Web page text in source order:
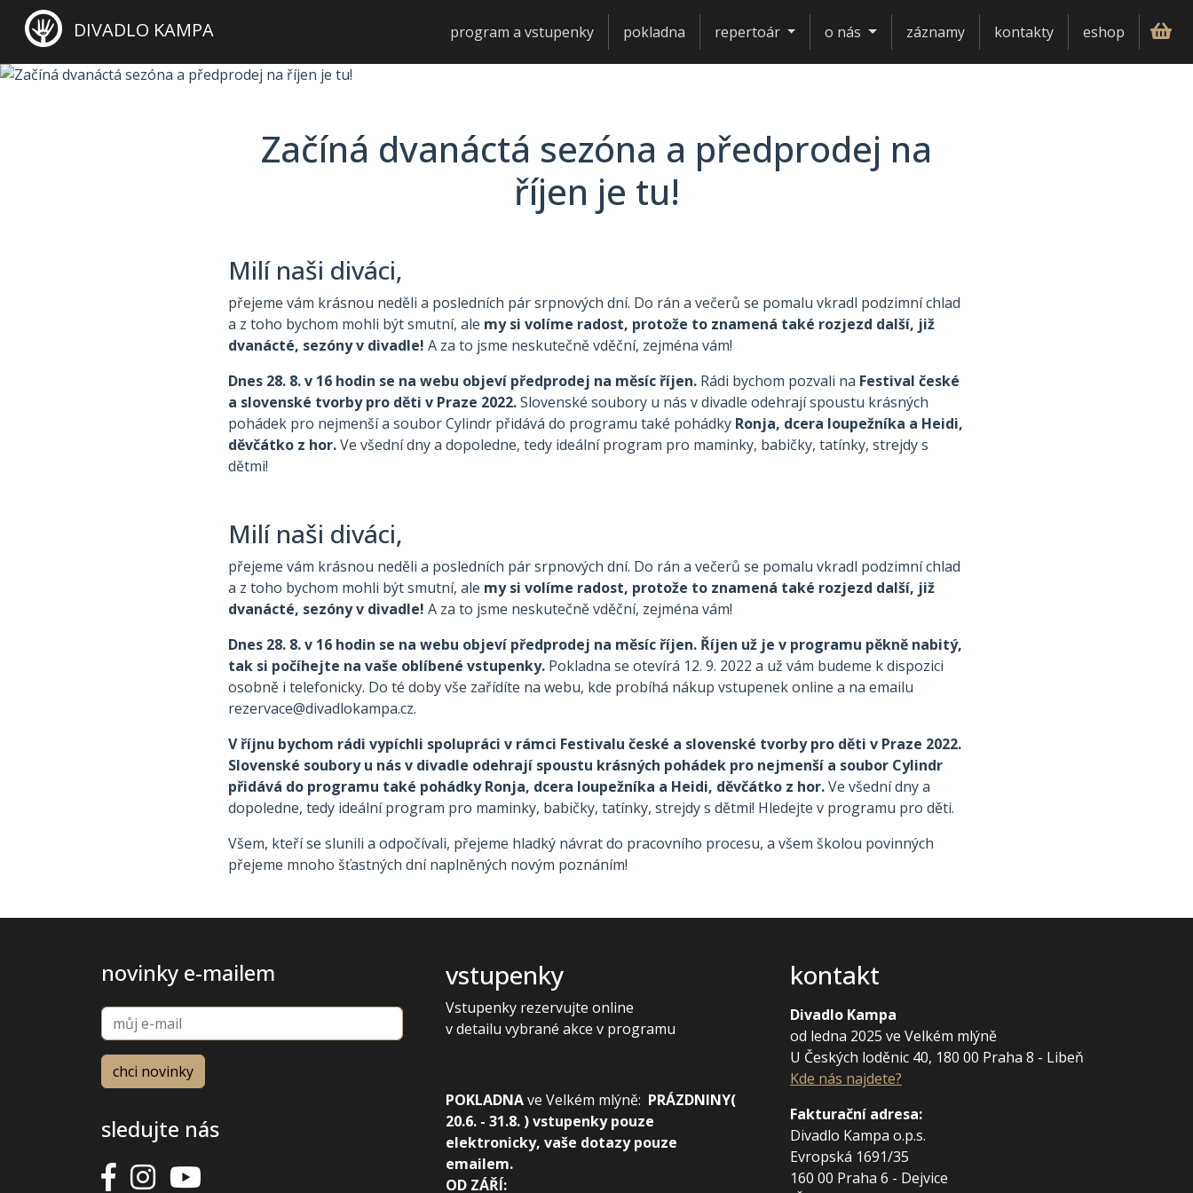
DIVADLO KAMPA program a vstupenky pokladna repertoár o nás záznamy kontakty eshop
Začíná dvanáctá sezóna a předprodej na
říjen je tu!
Milí naši diváci,
přejeme vám krásnou neděli a posledních pár srpnových dní. Do rán a večerů se pomalu vkradl podzimní chlad
a z toho bychom mohli být smutní, ale my si volíme radost, protože to znamená také rozjezd další, již
dvanácté, sezóny v divadle! A za to jsme neskutečně vděční, zejména vám!
Dnes 28. 8. v 16 hodin se na webu objeví předprodej na měsíc říjen. Rádi bychom pozvali na Festival české
a slovenské tvorby pro děti v Praze 2022.Slovenské soubory u nás v divadle odehrají spoustu krásných
pohádek pro nejmenší a soubor Cylindr přidává do programu také pohádky Ronja, dcera loupežníka a Heidi,
děvčátko z hor.Ve všední dny a dopoledne, tedy ideální program pro maminky, babičky, tatínky, strejdy s
dětmi!
Milí naši diváci,
přejeme vám krásnou neděli a posledních pár srpnových dní. Do rán a večerů se pomalu vkradl podzimní chlad
a z toho bychom mohli být smutní, ale my si volíme radost, protože to znamená také rozjezd další, již
dvanácté, sezóny v divadle! A za to jsme neskutečně vděční, zejména vám!
Dnes 28. 8. v 16 hodin se na webu objeví předprodej na měsíc říjen. Říjen už je v programu pěkně nabitý,
tak si počíhejte na vaše oblíbené vstupenky.Pokladna se otevírá 12. 9. 2022 a už vám budeme k dispozici
osobně i telefonicky. Do té doby vše zařídíte na webu, kde probíhá nákup vstupenek online a na emailu
rezervace@divadlokampa.cz.
V říjnu bychom rádi vypíchli spolupráci v rámci Festivalu české a slovenské tvorby pro děti v Praze 2022.
Slovenské soubory u nás v divadle odehrají spoustu krásných pohádek pro nejmenší a soubor Cylindr
přidává do programu také pohádky Ronja, dcera loupežníka a Heidi, děvčátko z hor.Ve všední dny a
dopoledne, tedy ideální program pro maminky, babičky, tatínky, strejdy s dětmi! Hledejte v programu pro děti.
Všem, kteří se slunili a odpočívali, přejeme hladký návrat do pracovního procesu, a všem školou povinných
přejeme mnoho šťastných dní naplněných novým poznáním!
novinky e-mailem
sledujte nás
vstupenky
Vstupenky rezervujte online
v detailu vybrané akce v programu
POKLADNAve Velkém mlýně: PRÁZDNINY(
20.6. - 31.8. ) vstupenky pouze
elektronicky, vaše dotazy pouze
emailem.
OD ZÁŘÍ:
kontakt
Divadlo Kampa
od ledna 2025 ve Velkém mlýně
U Českých loděnic 40, 180 00 Praha 8 - Libeň
Kde nás najdete?
Fakturační adresa:
Divadlo Kampa o.p.s.
Evropská 1691/35
160 00 Praha 6 - Dejvice